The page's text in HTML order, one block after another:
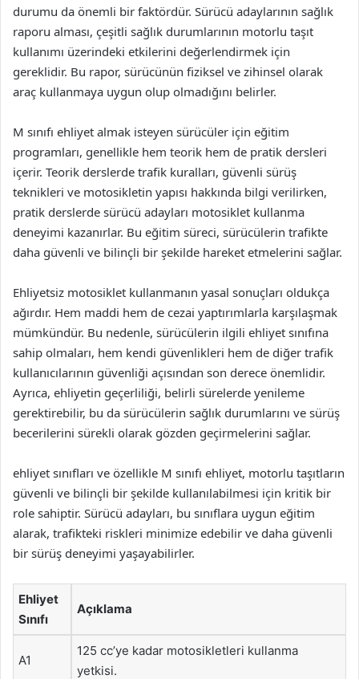
durumu da önemli bir faktördür. Sürücü adaylarının sağlık
raporu alması, çeşitli sağlık durumlarının motorlu taşıt
kullanımı üzerindeki etkilerini değerlendirmek için
gereklidir. Bu rapor, sürücünün fiziksel ve zihinsel olarak
araç kullanmaya uygun olup olmadığını belirler.
M sınıfı ehliyet almak isteyen sürücüler için eğitim
programları, genellikle hem teorik hem de pratik dersleri
içerir. Teorik derslerde trafik kuralları, güvenli sürüş
teknikleri ve motosikletin yapısı hakkında bilgi verilirken,
pratik derslerde sürücü adayları motosiklet kullanma
deneyimi kazanırlar. Bu eğitim süreci, sürücülerin trafikte
daha güvenli ve bilinçli bir şekilde hareket etmelerini sağlar.
Ehliyetsiz motosiklet kullanmanın yasal sonuçları oldukça
ağırdır. Hem maddi hem de cezai yaptırımlarla karşılaşmak
mümkündür. Bu nedenle, sürücülerin ilgili ehliyet sınıfına
sahip olmaları, hem kendi güvenlikleri hem de diğer trafik
kullanıcılarının güvenliği açısından son derece önemlidir.
Ayrıca, ehliyetin geçerliliği, belirli sürelerde yenileme
gerektirebilir, bu da sürücülerin sağlık durumlarını ve sürüş
becerilerini sürekli olarak gözden geçirmelerini sağlar.
ehliyet sınıfları ve özellikle M sınıfı ehliyet, motorlu taşıtların
güvenli ve bilinçli bir şekilde kullanılabilmesi için kritik bir
role sahiptir. Sürücü adayları, bu sınıflara uygun eğitim
alarak, trafikteki riskleri minimize edebilir ve daha güvenli
bir sürüş deneyimi yaşayabilirler.
Ehliyet
Sınıfı
Açıklama
A1
125 cc’ye kadar motosikletleri kullanma
yetkisi.